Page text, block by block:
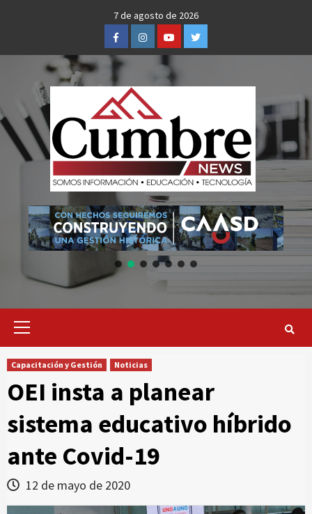
7 de agosto de 2026
FacebookInstagramYoutubeTwitter
Primary
Capacitación y Gestión Noticias
OEI insta a planear
sistema educativo híbrido
ante Covid-19
12 de mayo de 2020